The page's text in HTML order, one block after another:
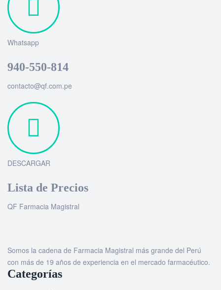
Whatsapp
940-550-814
contacto@qf.com.pe
DESCARGAR
Lista de Precios
QF Farmacia Magistral
Somos la cadena de Farmacia Magistral más grande del Perú
con más de 19 años de experiencia en el mercado farmacéutico.
Categorías